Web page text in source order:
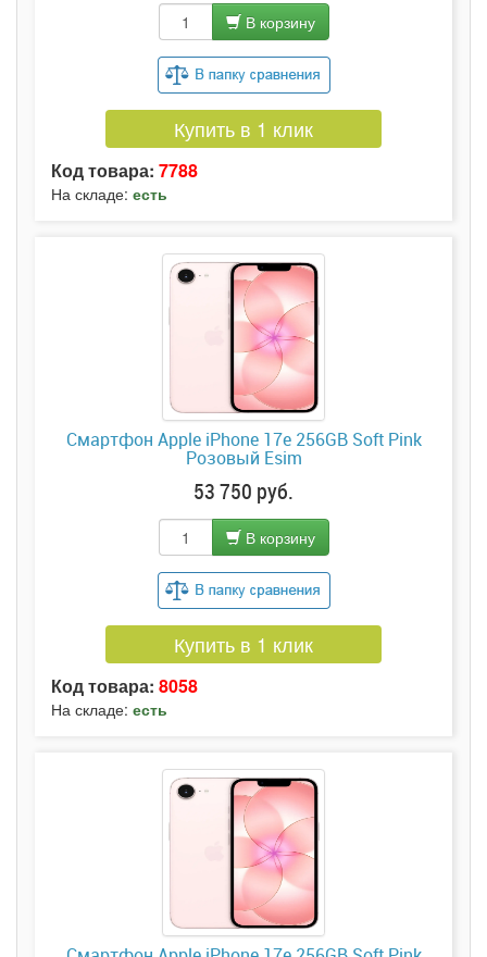
В корзину
Купить в 1 клик
Код товара: 7788
На складе: есть
Смартфон Apple iPhone 17e 256GB Soft Pink
Розовый Esim
53 750 руб.
В корзину
Купить в 1 клик
Код товара: 8058
На складе: есть